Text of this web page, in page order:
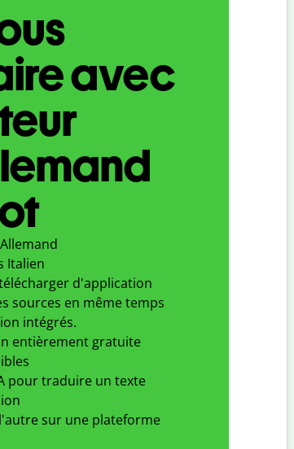
avec
Italien
d'application
sources en même temps
intégrés.
entièrement gratuite
pour traduire un texte
sur une plateforme